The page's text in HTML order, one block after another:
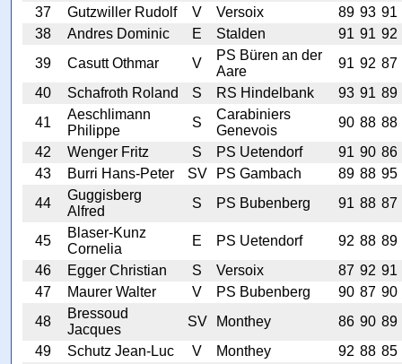
37
Gutzwiller Rudolf V Versoix 89 93 91
38
Andres Dominic E Stalden 91 91 92
39
Casutt Othmar V
PS Büren an der
Aare
91 92 87
40
Schafroth Roland S RS Hindelbank 93 91 89
41
Aeschlimann
Philippe
S
Carabiniers
Genevois
90 88 88
42
Wenger Fritz S PS Uetendorf 91 90 86
43
Burri Hans-Peter SV PS Gambach 89 88 95
44
Guggisberg
Alfred
S PS Bubenberg 91 88 87
45
Blaser-Kunz
Cornelia
E PS Uetendorf 92 88 89
46
Egger Christian S Versoix 87 92 91
47
Maurer Walter V PS Bubenberg 90 87 90
48
Bressoud
Jacques
SV Monthey 86 90 89
49
Schutz Jean-Luc V Monthey 92 88 85